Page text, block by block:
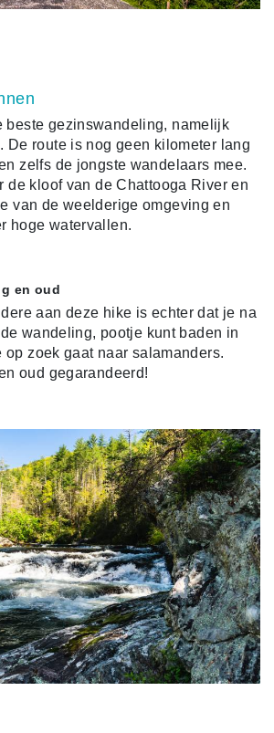
beste gezinswandeling, namelijk
De route is nog geen kilometer lang
zelfs de jongste wandelaars mee.
de kloof van de Chattooga River en
van de weelderige omgeving en
hoge watervallen.
en oud
aan deze hike is echter dat je na
wandeling, pootje kunt baden in
op zoek gaat naar salamanders.
oud gegarandeerd!